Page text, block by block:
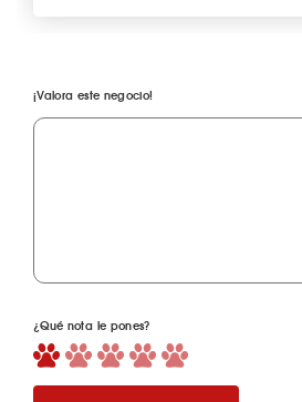
¡Valora este negocio!
¿Qué nota le pones?